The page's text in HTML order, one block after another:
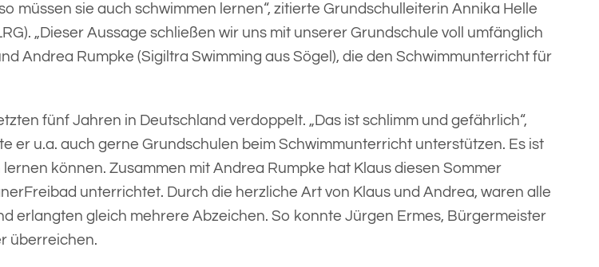
müssen sie auch schwimmen lernen“, zitierte Grundschulleiterin Annika Helle
„Dieser Aussage schließen wir uns mit unserer Grundschule voll umfänglich
Andrea Rumpke (Sigiltra Swimming aus Sögel), die den Schwimmunterricht für
fünf Jahren in Deutschland verdoppelt. „Das ist schlimm und gefährlich“,
er u.a. auch gerne Grundschulen beim Schwimmunterricht unterstützen. Es ist
können. Zusammen mit Andrea Rumpke hat Klaus diesen Sommer
unterrichtet. Durch die herzliche Art von Klaus und Andrea, waren alle
erlangten gleich mehrere Abzeichen. So konnte Jürgen Ermes, Bürgermeister
überreichen.